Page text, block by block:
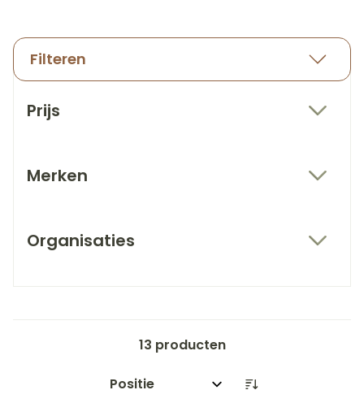
Filteren
Prijs
Merken
Organisaties
13 producten
Sorteer op: